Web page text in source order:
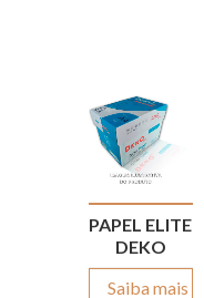
PAPEL ELITE
DEKO
Saiba mais